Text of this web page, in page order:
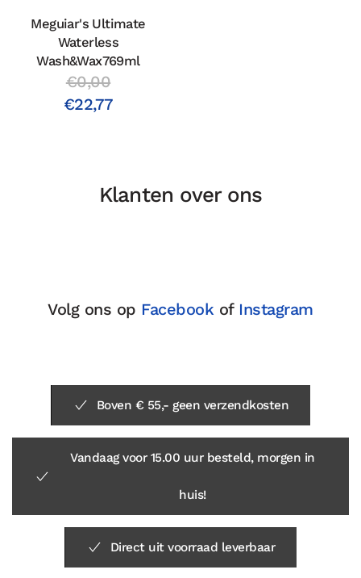
Meguiar's Ultimate
Waterless
Wash&Wax769ml
€0,00
€22,77
Klanten over ons
Volg ons op Facebook of Instagram
Boven € 55,- geen verzendkosten
Vandaag voor 15.00 uur besteld, morgen in
huis!
Direct uit voorraad leverbaar